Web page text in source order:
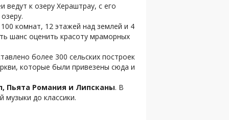
к озеру Хераштрау, с его
комнат, 12 этажей над землей и 4
шанс оценить красоту мраморных
более 300 сельских построек
которые были привезены сюда и
Пьята Романия и Липсканы. В
музыки до классики.